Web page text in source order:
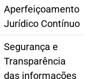
Aperfeiçoamento
Jurídico Contínuo
Segurança e
Transparência
das informações